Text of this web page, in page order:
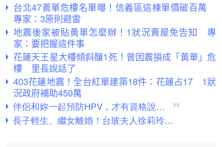
台北47黃單危樓名單曝！信義區這棟單價破百萬
專家：3原則避雷
地震後家被貼黃單怎麼辦！1狀況賣屋免告知 專
家：要把握這件事
花蓮天王星大樓傾斜釀1死！曾因震損成「黃單」危
樓 里長說話了
403花蓮地震！全台紅單建築18件：花蓮占17 1狀
況政府補助450萬